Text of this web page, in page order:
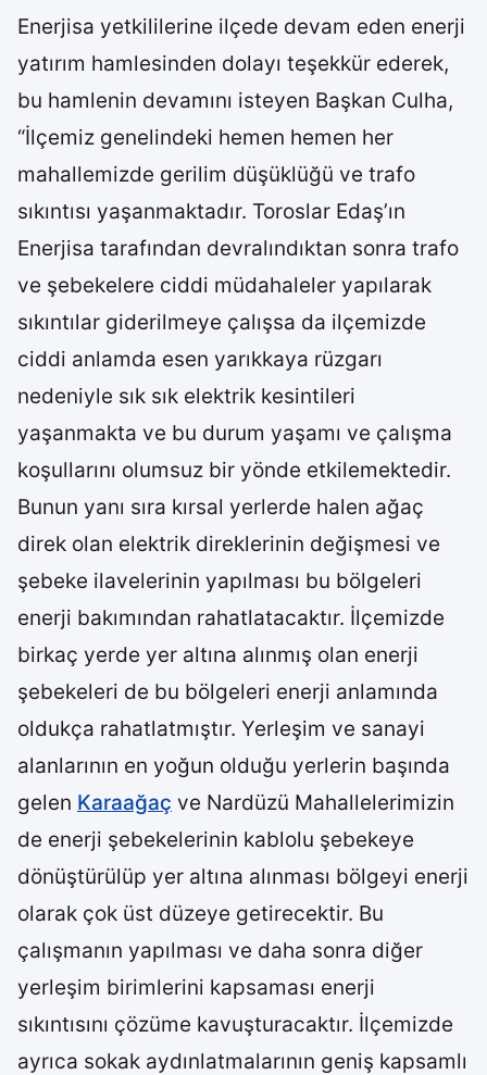
Enerjisa yetkililerine ilçede devam eden enerji
yatırım hamlesinden dolayı teşekkür ederek,
bu hamlenin devamını isteyen Başkan Culha,
“İlçemiz genelindeki hemen hemen her
mahallemizde gerilim düşüklüğü ve trafo
sıkıntısı yaşanmaktadır. Toroslar Edaş’ın
Enerjisa tarafından devralındıktan sonra trafo
ve şebekelere ciddi müdahaleler yapılarak
sıkıntılar giderilmeye çalışsa da ilçemizde
ciddi anlamda esen yarıkkaya rüzgarı
nedeniyle sık sık elektrik kesintileri
yaşanmakta ve bu durum yaşamı ve çalışma
koşullarını olumsuz bir yönde etkilemektedir.
Bunun yanı sıra kırsal yerlerde halen ağaç
direk olan elektrik direklerinin değişmesi ve
şebeke ilavelerinin yapılması bu bölgeleri
enerji bakımından rahatlatacaktır. İlçemizde
birkaç yerde yer altına alınmış olan enerji
şebekeleri de bu bölgeleri enerji anlamında
oldukça rahatlatmıştır. Yerleşim ve sanayi
alanlarının en yoğun olduğu yerlerin başında
gelen Karaağaç ve Nardüzü Mahallelerimizin
de enerji şebekelerinin kablolu şebekeye
dönüştürülüp yer altına alınması bölgeyi enerji
olarak çok üst düzeye getirecektir. Bu
çalışmanın yapılması ve daha sonra diğer
yerleşim birimlerini kapsaması enerji
sıkıntısını çözüme kavuşturacaktır. İlçemizde
ayrıca sokak aydınlatmalarının geniş kapsamlı